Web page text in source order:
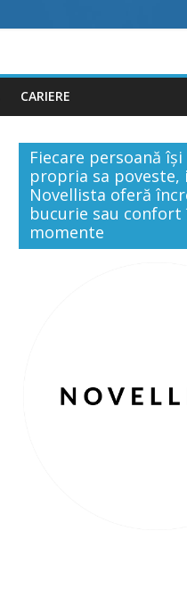
CARIERE
Fiecare persoană își
propria sa
Novellista oferă
bucurie sau
momente